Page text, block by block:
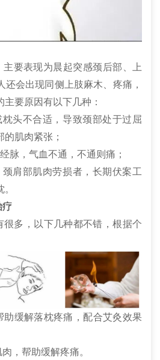
主要表现为晨起突感颈后部、上
还会出现同侧上肢麻木、疼痛，
要原因有以下几种：
头不合适，导致颈部处于过屈
肌肉紧张；
脉，气血不通，不通则痛；
肩部肌肉劳损者，长期伏案工
疗
很多，以下几种都不错，根据个
助缓解落枕疼痛，配合艾灸效果
，帮助缓解疼痛。